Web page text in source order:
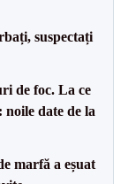
suspectați
de foc. La ce
noile date de la
marfă a eșuat